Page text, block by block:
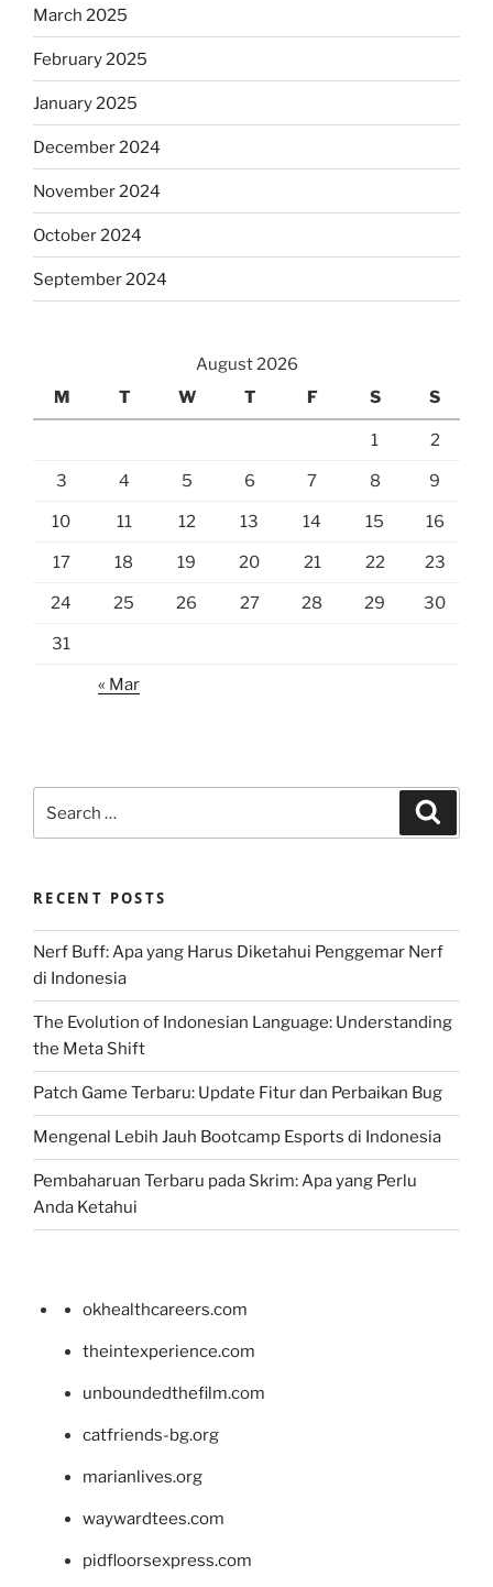
March 2025
February 2025
January 2025
December 2024
November 2024
October 2024
September 2024
August 2026
M
T W T F S S
1 2
3 4 5 6 7 8 9
10 11 12 13 14 15 16
17 18 19 20 21 22 23
24 25 26 27 28 29 30
31
« Mar
for:
RECENT POSTS
Nerf Buff: Apa yang Harus Diketahui Penggemar Nerf
di Indonesia
The Evolution of Indonesian Language: Understanding
the Meta Shift
Patch Game Terbaru: Update Fitur dan Perbaikan Bug
Mengenal Lebih Jauh Bootcamp Esports di Indonesia
Pembaharuan Terbaru pada Skrim: Apa yang Perlu
Anda Ketahui
okhealthcareers.com
theintexperience.com
unboundedthefilm.com
catfriends-bg.org
marianlives.org
waywardtees.com
pidfloorsexpress.com